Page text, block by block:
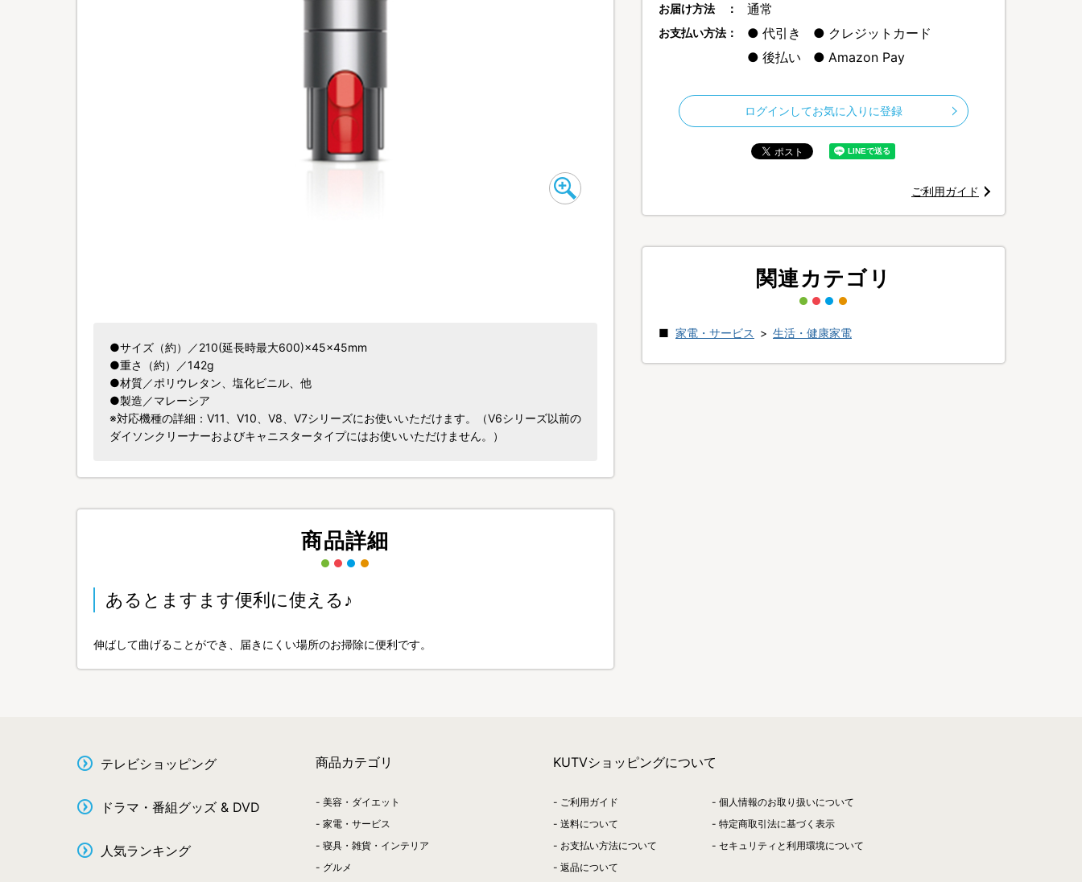
●サイズ（約）／210(延長時最大600)×45×45mm
●重さ（約）／142g
●材質／ポリウレタン、塩化ビニル、他
●製造／マレーシア
※対応機種の詳細：V11、V10、V8、V7シリーズにお使いいただけます。（V6シリーズ以前の
ダイソンクリーナーおよびキャニスタータイプにはお使いいただけません。）
商品詳細
あるとますます便利に使える♪
伸ばして曲げることができ、届きにくい場所のお掃除に便利です。
お届け方法 ： 通常
お支払い方法： 代引き
クレジットカード
後払い
Amazon Pay
ログインしてお気に入りに登録
ご利用ガイド
関連カテゴリ
家電・サービス > 生活・健康家電
テレビショッピング
ドラマ・番組グッズ & DVD
人気ランキング
商品カテゴリ
美容・ダイエット
家電・サービス
寝具・雑貨・インテリア
グルメ
KUTVショッピングについて
ご利用ガイド
送料について
お支払い方法について
返品について
個人情報のお取り扱いについて
特定商取引法に基づく表示
セキュリティと利用環境について